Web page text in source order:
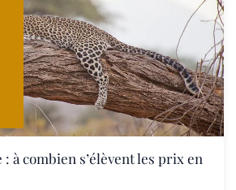
à combien s’élèvent les prix en